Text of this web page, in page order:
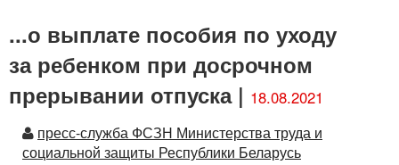
...о выплате пособия по уходу
за ребенком при досрочном
прерывании отпуска | 18.08.2021
Автор
пресс-служба ФСЗН Министерства труда и
социальной защиты Республики Беларусь